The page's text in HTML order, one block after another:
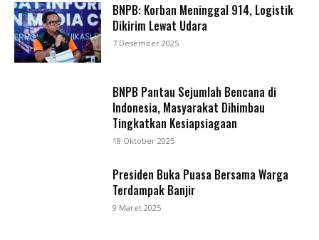
BNPB: Korban Meninggal 914, Logistik
Dikirim Lewat Udara
7 Desember 2025
BNPB Pantau Sejumlah Bencana di
Indonesia, Masyarakat Dihimbau
Tingkatkan Kesiapsiagaan
18 Oktober 2025
Presiden Buka Puasa Bersama Warga
Terdampak Banjir
9 Maret 2025